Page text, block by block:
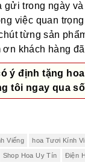
gửi trong ngày
việc quan
từng sản
ơn khách hàng
ý định tặng
tôi ngay qua số
Viếng hoa Tươi Kính
Shop Hoa Uy Tín Điện